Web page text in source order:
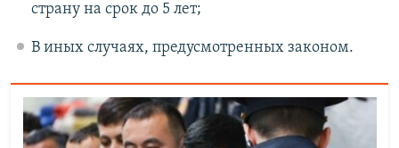
страну на срок до 5 лет;
В иных случаях, предусмотренных законом.